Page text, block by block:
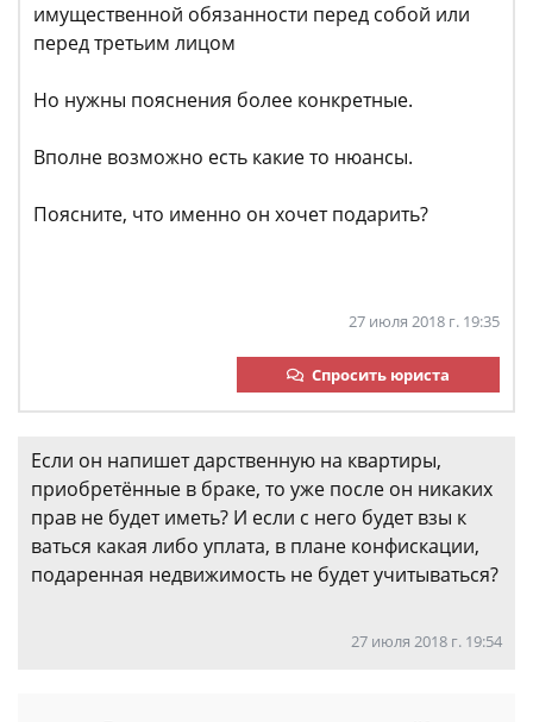
имущественной обязанности перед собой или
перед третьим лицом
Но нужны пояснения более конкретные.
Вполне возможно есть какие то нюансы.
Поясните, что именно он хочет подарить?
27 июля 2018 г. 19:35
Спросить юриста
Если он напишет дарственную на квартиры,
приобретённые в браке, то уже после он никаких
прав не будет иметь? И если с него будет взы к
ваться какая либо уплата, в плане конфискации,
подаренная недвижимость не будет учитываться?
27 июля 2018 г. 19:54